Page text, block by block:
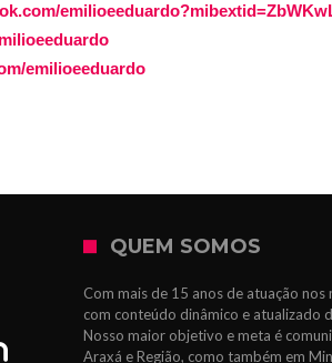
emilioeeduardo
QUEM SOMOS
Com mais de 15 anos de atuação nos
com conteúdo dinâmico e atualizado
Nosso maior objetivo e meta é
Araxá e Região, como também em